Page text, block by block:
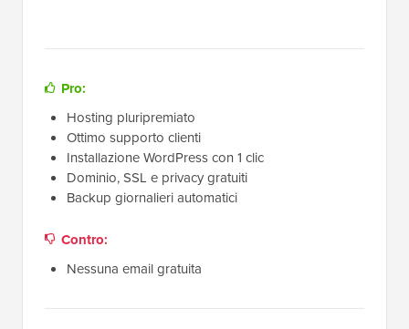
Pro:
Hosting pluripremiato
Ottimo supporto clienti
Installazione WordPress con 1 clic
Dominio, SSL e privacy gratuiti
Backup giornalieri automatici
Contro:
Nessuna email gratuita